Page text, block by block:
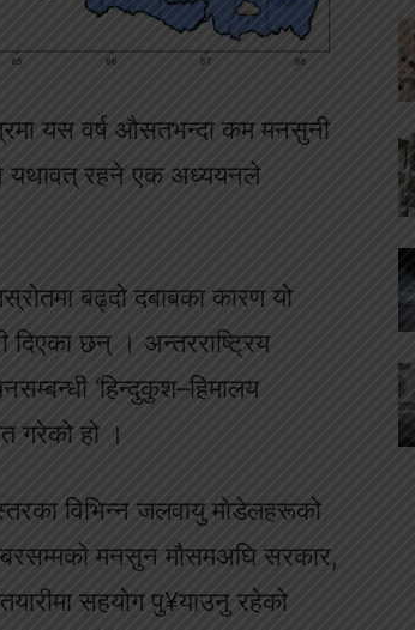
यस वर्ष औसतभन्दा कम मनसुनी
यथावत् रहने एक अध्ययनले
बढ्दो दबाबका कारण यो
छन् । अन्तरराष्ट्रिय
‘हिन्दुकुश–हिमालय
गरेको हो ।
विभिन्न जलवायु मोडेलहरूको
मनसुन मौसमअघि सरकार,
सहयोग पु¥याउनु रहेको